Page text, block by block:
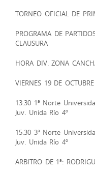
TORNEO OFICIAL DE
PROGRAMA DE
CLAUSURA
HORA DIV. ZONA
VIERNES 19 DE
13.30 1ª Norte
Juv. Unida Río 4º
15.30 3ª Norte
Juv. Unida Río 4º
ARBITRO DE 1ª: